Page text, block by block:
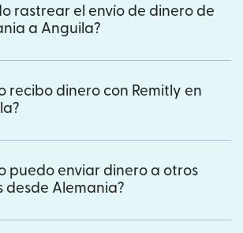
rastrear el envío de dinero de
a Anguila?
recibo dinero con Remitly en
puedo enviar dinero a otros
desde Alemania?